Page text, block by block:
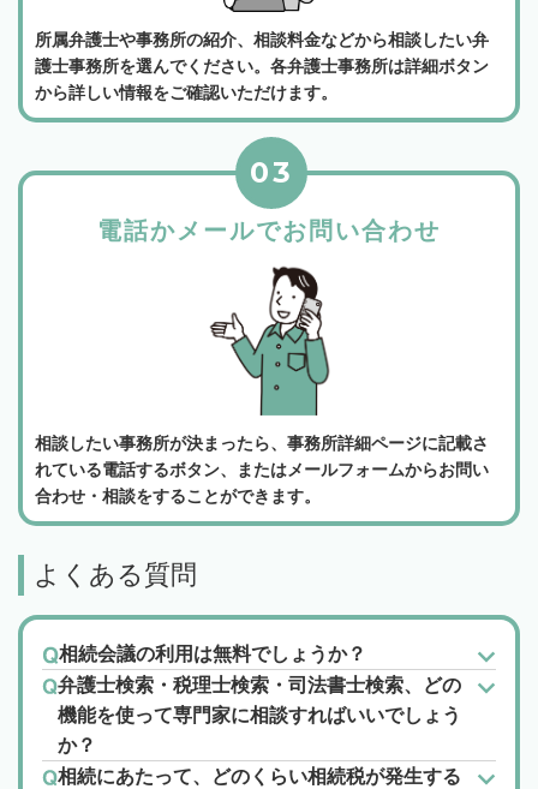
所属弁護士や事務所の紹介、相談料金などから相談したい弁
護士事務所を選んでください。各弁護士事務所は詳細ボタン
から詳しい情報をご確認いただけます。
電話かメールでお問い合わせ
03
相談したい事務所が決まったら、事務所詳細ページに記載さ
れている電話するボタン、またはメールフォームからお問い
合わせ・相談をすることができます。
よくある質問
相続会議の利用は無料でしょうか？
弁護士検索・税理士検索・司法書士検索、どの
機能を使って専門家に相談すればいいでしょう
か？
相続にあたって、どのくらい相続税が発生する